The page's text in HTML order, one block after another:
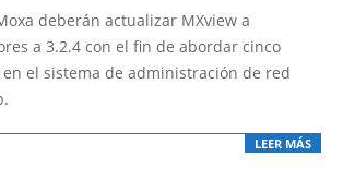
deberán actualizar MXview a
a 3.2.4 con el fin de abordar cinco
el sistema de administración de red
LEER MÁS